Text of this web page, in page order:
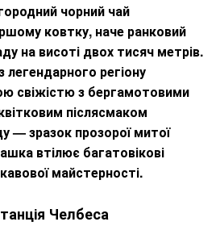
чорний чай
ковтку, наче ранковий
на висоті двох тисяч метрів.
регіону
свіжістю з бергамотовими
післясмаком
— зразок прозорої митої
втілює багатовікові
майстерності.
Челбеса